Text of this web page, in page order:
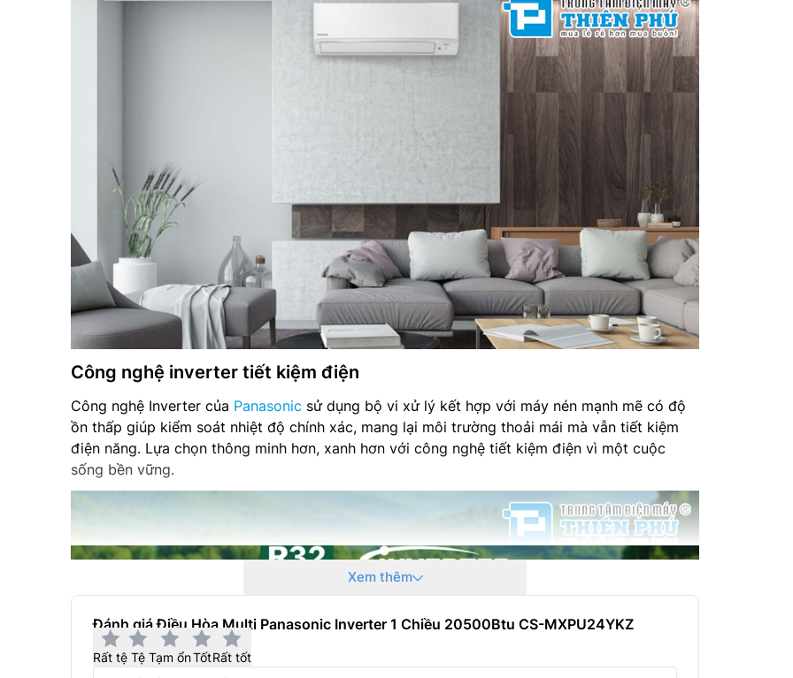
Công nghệ inverter tiết kiệm điện
Công nghệ Inverter của Panasonic sử dụng bộ vi xử lý kết hợp với máy nén mạnh mẽ có độ
ồn thấp giúp kiểm soát nhiệt độ chính xác, mang lại môi trường thoải mái mà vẫn tiết kiệm
điện năng. Lựa chọn thông minh hơn, xanh hơn với công nghệ tiết kiệm điện vì một cuộc
sống bền vững.
Xem thêm
Đánh giá Điều Hòa Multi Panasonic Inverter 1 Chiều 20500Btu CS-MXPU24YKZ
Rất tệ Tệ Tạm ổnTốtRất tốt
Trọng
Đường
Nhà